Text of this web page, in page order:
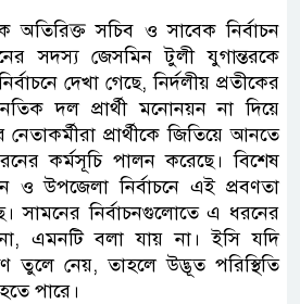
অতিরিক্ত সচিব ও সাবেক নির্বাচন
সদস্য জেসমিন টুলী যুগান্তরকে
দেখা গেছে, নির্দলীয় প্রতীকের
দল প্রার্থী মনোনয়ন না দিয়ে
প্রার্থীকে জিতিয়ে আনতে
কর্মসূচি পালন করেছে। বিশেষ
ও উপজেলা নির্বাচনে এই প্রবণতা
সামনের নির্বাচনগুলোতে এ ধরনের
না, এমনটি বলা যায় না। ইসি যদি
তুলে নেয়, তাহলে উদ্ভূত পরিস্থিতি
পারে।